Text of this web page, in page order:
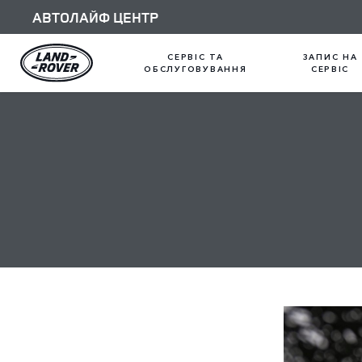
АВТОЛАЙФ ЦЕНТР
СЕРВІС ТА
ОБСЛУГОВУВАННЯ
ЗАПИС НА
СЕРВІС